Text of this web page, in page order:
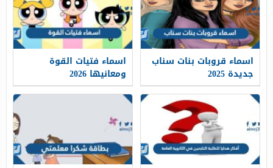
اسماء قروبات بنات سناب
جديدة 2025
اسماء فتيات القوة
ومعانيها 2026